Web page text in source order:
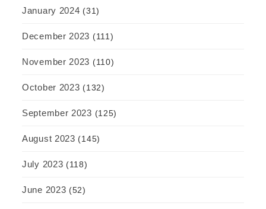
January 2024 (31)
December 2023 (111)
November 2023 (110)
October 2023 (132)
September 2023 (125)
August 2023 (145)
July 2023 (118)
June 2023 (52)